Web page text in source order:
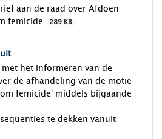
aan de raad over Afdoen
femicide
289 KB
het informeren van de
de afhandeling van de motie
femicide' middels bijgaande
te dekken vanuit